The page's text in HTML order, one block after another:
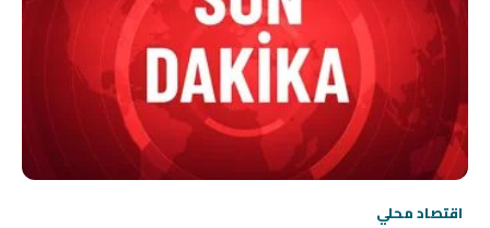
اقتصاد محلي